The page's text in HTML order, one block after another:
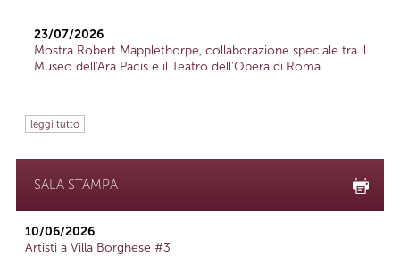
23/07/2026
Mostra Robert Mapplethorpe, collaborazione speciale tra il
Museo dell'Ara Pacis e il Teatro dell'Opera di Roma
leggi tutto
SALA STAMPA
10/06/2026
Artisti a Villa Borghese #3